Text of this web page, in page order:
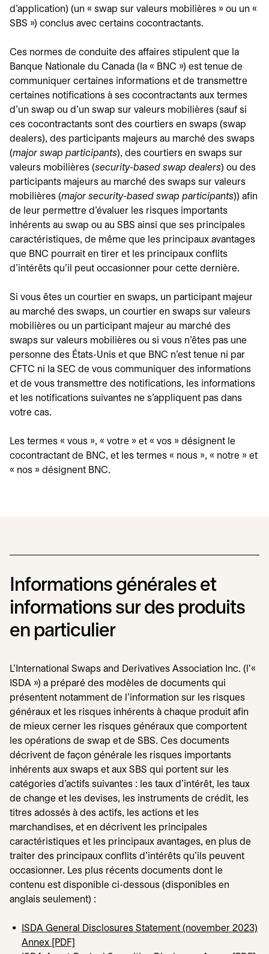
d'application) (un « swap sur valeurs mobilières » ou un «
SBS ») conclus avec certains cocontractants.
Ces normes de conduite des affaires stipulent que la
Banque Nationale du Canada (la « BNC ») est tenue de
communiquer certaines informations et de transmettre
certaines notifications à ses cocontractants aux termes
d'un swap ou d'un swap sur valeurs mobilières (sauf si
ces cocontractants sont des courtiers en swaps (swap
dealers), des participants majeurs au marché des swaps
(major swap participants), des courtiers en swaps sur
valeurs mobilières (security-based swap dealers) ou des
participants majeurs au marché des swaps sur valeurs
mobilières (major security-based swap participants)) afin
de leur permettre d'évaluer les risques importants
inhérents au swap ou au SBS ainsi que ses principales
caractéristiques, de même que les principaux avantages
que BNC pourrait en tirer et les principaux conflits
d'intérêts qu'il peut occasionner pour cette dernière.
Si vous êtes un courtier en swaps, un participant majeur
au marché des swaps, un courtier en swaps sur valeurs
mobilières ou un participant majeur au marché des
swaps sur valeurs mobilières ou si vous n'êtes pas une
personne des États-Unis et que BNC n'est tenue ni par
CFTC ni la SEC de vous communiquer des informations
et de vous transmettre des notifications, les informations
et les notifications suivantes ne s'appliquent pas dans
votre cas.
Les termes « vous », « votre » et « vos » désignent le
cocontractant de BNC, et les termes « nous », « notre » et
« nos » désignent BNC.
Informations générales et
informations sur des produits
en particulier
L'International Swaps and Derivatives Association Inc. (l'«
ISDA ») a préparé des modèles de documents qui
présentent notamment de l'information sur les risques
généraux et les risques inhérents à chaque produit afin
de mieux cerner les risques généraux que comportent
les opérations de swap et de SBS. Ces documents
décrivent de façon générale les risques importants
inhérents aux swaps et aux SBS qui portent sur les
catégories d'actifs suivantes : les taux d'intérêt, les taux
de change et les devises, les instruments de crédit, les
titres adossés à des actifs, les actions et les
marchandises, et en décrivent les principales
caractéristiques et les principaux avantages, en plus de
traiter des principaux conflits d'intérêts qu'ils peuvent
occasionner. Les plus récents documents dont le
contenu est disponible ci-dessous (disponibles en
anglais seulement) :
ISDA General Disclosures Statement (november 2023)
Annex [PDF]